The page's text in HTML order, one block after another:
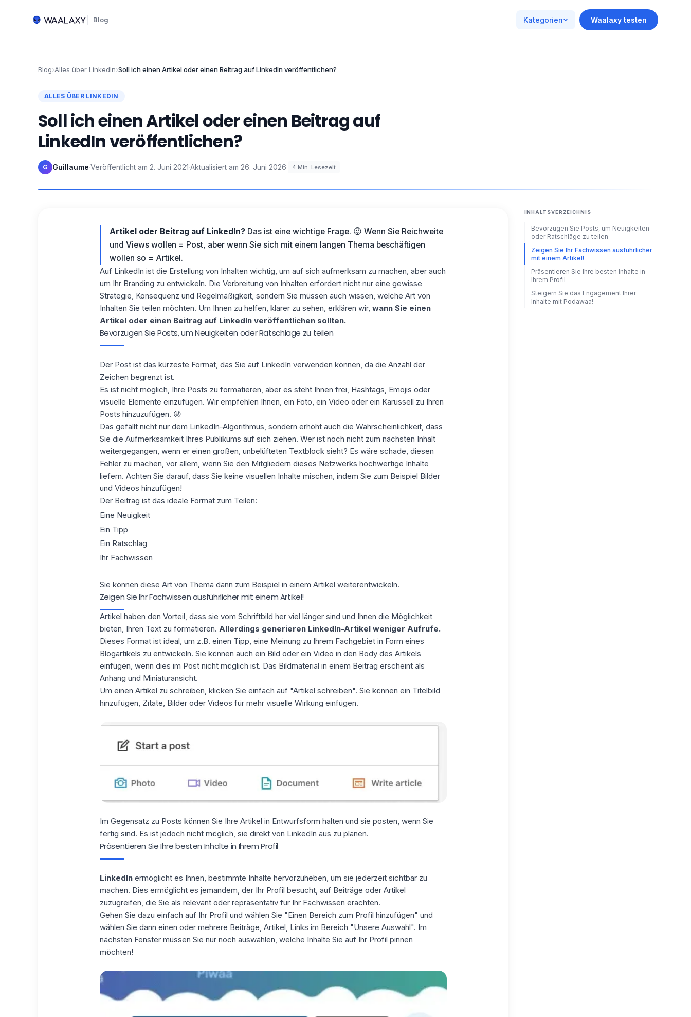
Blog Kategorien Waalaxy testen
Blog›Alles über LinkedIn›Soll ich einen Artikel oder einen Beitrag auf LinkedIn veröffentlichen?
ALLES ÜBER LINKEDIN
Soll ich einen Artikel oder einen Beitrag auf
LinkedIn veröffentlichen?
G Guillaume·Veröffentlicht am 2. Juni 2021·Aktualisiert am 26. Juni 2026· 4 Min. Lesezeit
Artikel oder Beitrag auf LinkedIn?Das ist eine wichtige Frage. 😜 Wenn Sie Reichweite
und Views wollen = Post, aber wenn Sie sich mit einem langen Thema beschäftigen
wollen so = Artikel.
Auf LinkedIn ist die Erstellung von Inhalten wichtig, um auf sich aufmerksam zu machen, aber auch
um Ihr Branding zu entwickeln. Die Verbreitung von Inhalten erfordert nicht nur eine gewisse
Strategie, Konsequenz und Regelmäßigkeit, sondern Sie müssen auch wissen, welche Art von
Inhalten Sie teilen möchten. Um Ihnen zu helfen, klarer zu sehen, erklären wir, wann Sie einen
Artikel oder einen Beitrag auf LinkedIn veröffentlichen sollten.
Bevorzugen Sie Posts, um Neuigkeiten oder Ratschläge zu teilen
Der Postist das kürzeste Format, das Sie auf LinkedIn verwenden können, da die Anzahl der
Zeichen begrenzt ist.
Es ist nicht möglich, Ihre Posts zu formatieren, aber es steht Ihnen frei, Hashtags, Emojis oder
visuelle Elemente einzufügen. Wir empfehlen Ihnen, ein Foto, ein Video oder ein Karussell zu Ihren
Posts hinzuzufügen. 😜
Das gefällt nicht nur dem LinkedIn-Algorithmus, sondern erhöht auch die Wahrscheinlichkeit, dass
Sie die Aufmerksamkeit Ihres Publikums auf sich ziehen. Wer ist noch nicht zum nächsten Inhalt
weitergegangen, wenn er einen großen, unbelüfteten Textblock sieht? Es wäre schade, diesen
Fehler zu machen, vor allem, wenn Sie den Mitgliedern dieses Netzwerks hochwertige Inhalte
liefern. Achten Sie darauf, dass Sie keine visuellen Inhalte mischen, indem Sie zum Beispiel Bilder
und Videos hinzufügen!
Der Beitrag ist das ideale Format zum Teilen:
Eine Neuigkeit
Ein Tipp
Ein Ratschlag
Ihr Fachwissen
Sie können diese Art von Thema dann zum Beispiel in einem Artikel weiterentwickeln.
Zeigen Sie Ihr Fachwissen ausführlicher mit einem Artikel!
Artikel haben den Vorteil, dass sie vom Schriftbild her viel länger sind und Ihnen die Möglichkeit
bieten, Ihren Text zu formatieren. Allerdings generieren LinkedIn-Artikel weniger Aufrufe.
Dieses Format ist ideal, um z.B. einen Tipp, eine Meinung zu Ihrem Fachgebiet in Form eines
Blogartikels zu entwickeln. Sie können auch ein Bild oder ein Video in den Body des Artikels
einfügen, wenn dies im Post nicht möglich ist. Das Bildmaterial in einem Beitrag erscheint als
Anhang und Miniaturansicht.
Um einen Artikel zu schreiben, klicken Sie einfach auf "Artikel schreiben". Sie können ein Titelbild
hinzufügen, Zitate, Bilder oder Videos für mehr visuelle Wirkung einfügen.
Im Gegensatz zu Posts können Sie Ihre Artikel in Entwurfsform halten und sie posten, wenn Sie
fertig sind. Es ist jedoch nicht möglich, sie direkt von LinkedIn aus zu planen.
Präsentieren Sie Ihre besten Inhalte in Ihrem Profil
LinkedInermöglicht es Ihnen, bestimmte Inhalte hervorzuheben, um sie jederzeit sichtbar zu
machen. Dies ermöglicht es jemandem, der Ihr Profil besucht, auf Beiträge oder Artikel
zuzugreifen, die Sie als relevant oder repräsentativ für Ihr Fachwissen erachten.
Gehen Sie dazu einfach auf Ihr Profil und wählen Sie "Einen Bereich zum Profil hinzufügen" und
wählen Sie dann einen oder mehrere Beiträge, Artikel, Links im Bereich "Unsere Auswahl". Im
nächsten Fenster müssen Sie nur noch auswählen, welche Inhalte Sie auf Ihr Profil pinnen
möchten!
INHALTSVERZEICHNIS
Bevorzugen Sie Posts, um Neuigkeiten
oder Ratschläge zu teilen
Zeigen Sie Ihr Fachwissen ausführlicher
mit einem Artikel!
Präsentieren Sie Ihre besten Inhalte in
Ihrem Profil
Steigern Sie das Engagement Ihrer
Inhalte mit Podawaa!